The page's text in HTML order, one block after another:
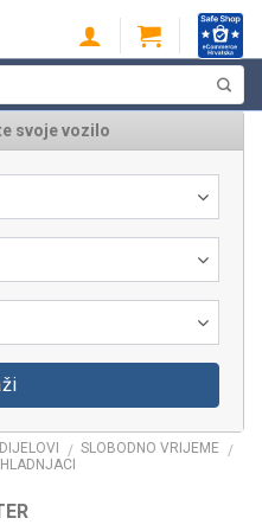
svoje vozilo
/ SLOBODNO VRIJEME /